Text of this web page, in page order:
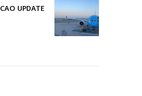
CAO UPDATE